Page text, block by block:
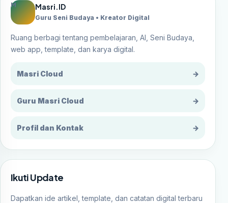
M Masri.ID
Guru Seni Budaya • Kreator Digital
Ruang berbagi tentang pembelajaran, AI, Seni Budaya,
web app, template, dan karya digital.
Masri Cloud →
Guru Masri Cloud →
Profil dan Kontak →
Ikuti Update
Dapatkan ide artikel, template, dan catatan digital terbaru